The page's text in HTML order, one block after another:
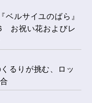
ルサイユのばら』
お祝い花およびレ
るりが挑む、ロッ